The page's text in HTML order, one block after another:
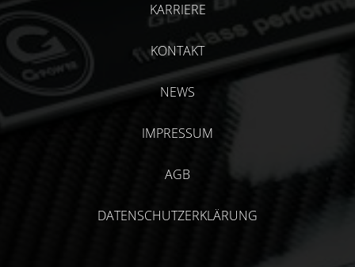
KARRIERE
KONTAKT
NEWS
IMPRESSUM
AGB
DATENSCHUTZERKLÄRUNG